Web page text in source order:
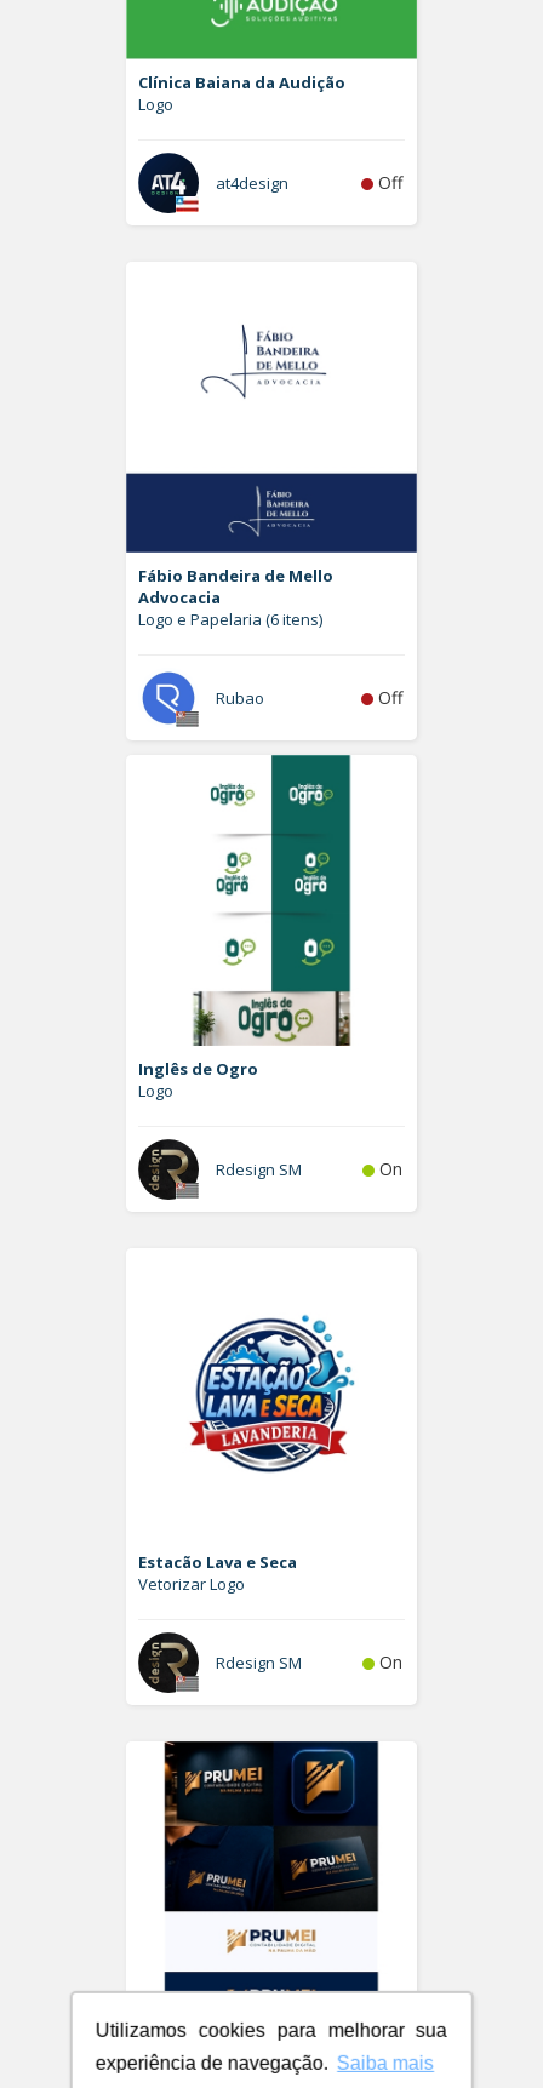
Utilizamos cookies para melhorar sua
experiência de navegação. Saiba mais
Clínica Baiana da Audição
Logo
at4design Off
Fábio Bandeira de Mello
Advocacia
Logo e Papelaria (6 itens)
Rubao Off
Inglês de Ogro
Logo
Rdesign SM On
Estacão Lava e Seca
Vetorizar Logo
Rdesign SM On
PRUMEI - Contabilidade Digital
Logo